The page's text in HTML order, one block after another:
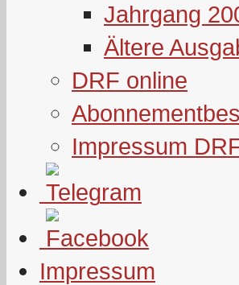
Jahrgang
Ältere
DRF online
Impressum
Impressum